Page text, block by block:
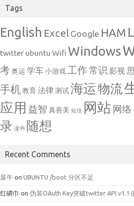
Tags
English Excel Google HAM
twitter ubuntu Wifi Windows
考奥运 学车小游戏 工作常识 影视
手机 教育法律测试海运物流
应用 益智 真善美 短信 网站 网络
录 读书 随想
Recent Comments
菜牛 on UBUNTU /boot 分区不足
红磷巾 on 伪装OAuth Key突破twitter API v1.1